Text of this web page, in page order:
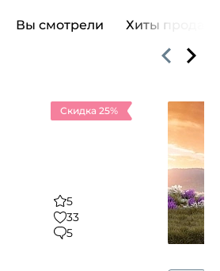
Вы смотрели Хиты продаж
Скидка 25%
5
33
5